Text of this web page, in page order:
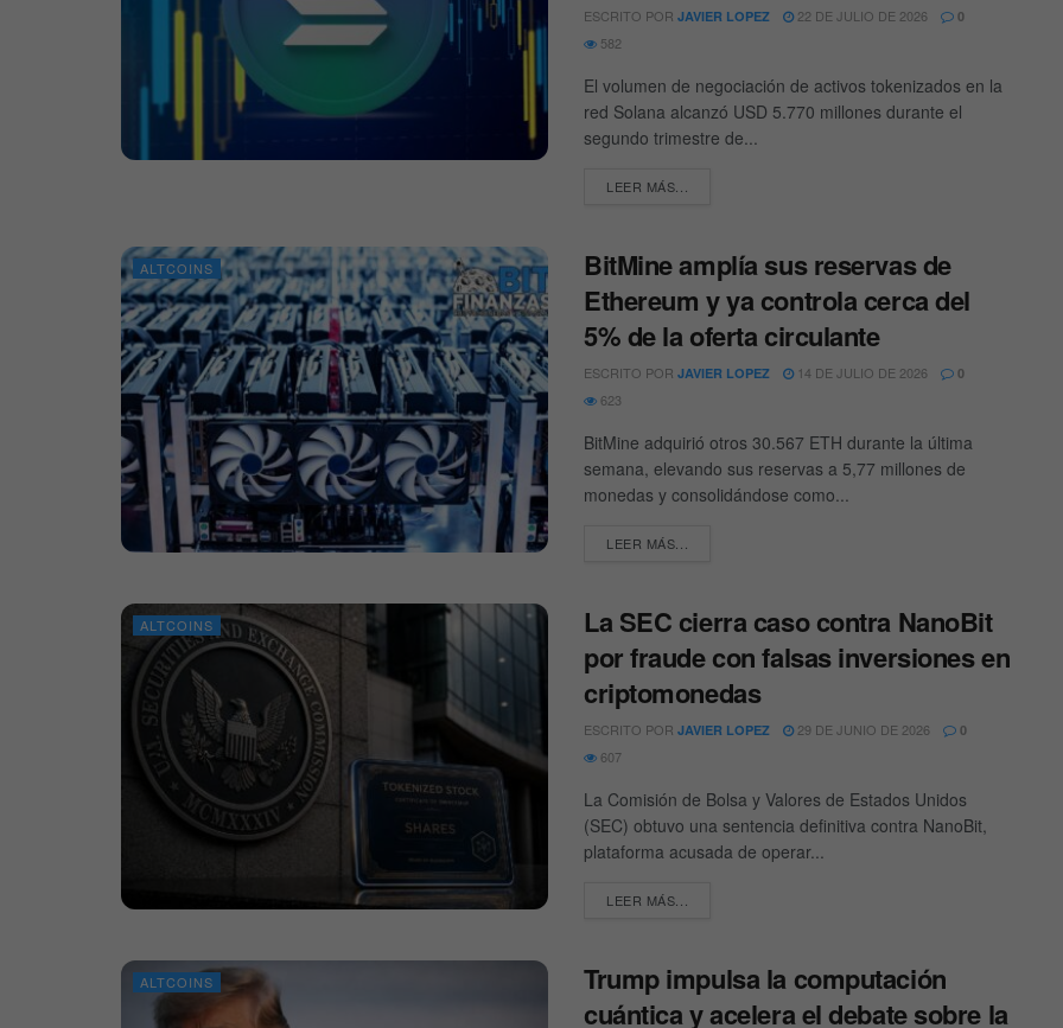
ESCRITO POR JAVIER LOPEZ 22 DE JULIO DE 2026 0
582
El volumen de negociación de activos tokenizados en la
red Solana alcanzó USD 5.770 millones durante el
segundo trimestre de...
LEER MÁS...
ALTCOINS
BitMine amplía sus reservas de
Ethereum y ya controla cerca del
5% de la oferta circulante
ESCRITO POR JAVIER LOPEZ 14 DE JULIO DE 2026 0
623
BitMine adquirió otros 30.567 ETH durante la última
semana, elevando sus reservas a 5,77 millones de
monedas y consolidándose como...
LEER MÁS...
ALTCOINS
La SEC cierra caso contra NanoBit
por fraude con falsas inversiones en
criptomonedas
ESCRITO POR JAVIER LOPEZ 29 DE JUNIO DE 2026 0
607
La Comisión de Bolsa y Valores de Estados Unidos
(SEC) obtuvo una sentencia definitiva contra NanoBit,
plataforma acusada de operar...
LEER MÁS...
ALTCOINS
Trump impulsa la computación
cuántica y acelera el debate sobre la